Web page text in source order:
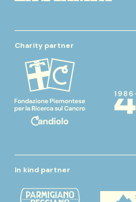
Charity partner
In kind partner